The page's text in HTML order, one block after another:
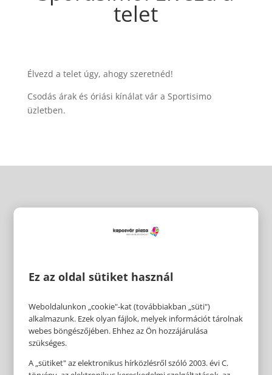
telet
Élvezd a telet úgy, ahogy szeretnéd!
Csodás árak és óriási kínálat vár a Sportisimo
üzletben.
Ez az oldal sütiket használ
Weboldalunkon „cookie"-kat (továbbiakban „süti")
alkalmazunk. Ezek olyan fájlok, melyek információt tárolnak
webes böngészőjében. Ehhez az Ön hozzájárulása
szükséges.
A „sütiket" az elektronikus hírközlésről szóló 2003. évi C.